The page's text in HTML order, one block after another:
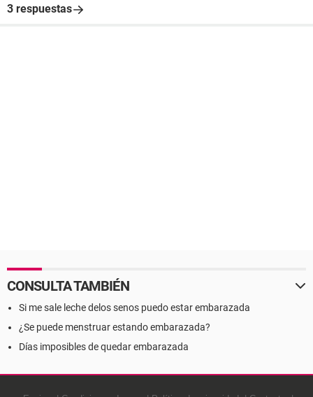
3 respuestas
CONSULTA TAMBIÉN
Si me sale leche delos senos puedo estar embarazada
¿Se puede menstruar estando embarazada?
Días imposibles de quedar embarazada